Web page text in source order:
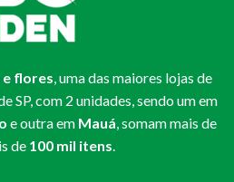
flores, uma das maiores lojas de
SP, com 2 unidades, sendo um em
e outra em Mauá, somam mais de
de 100 mil itens.